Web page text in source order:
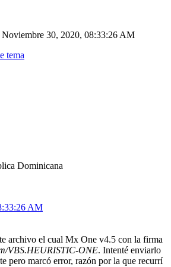
30, 2020, 08:33:26 AM
tema
Dominicana
AM
archivo el cual Mx One v4.5 con la firma
VBS.HEURISTIC-ONE. Intenté enviarlo
pero marcó error, razón por la que recurrí